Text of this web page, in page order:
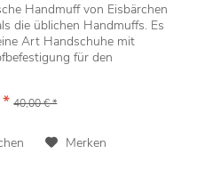
Handmuff von Eisbärchen
die üblichen Handmuffs. Es
Art Handschuhe mit
für den
erst Ihre...
40,00 € *
Merken